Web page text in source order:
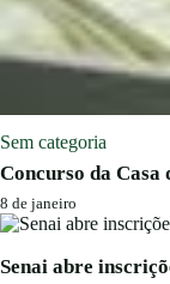
Sem categoria
Concurso da Casa
8 de janeiro
Senai abre